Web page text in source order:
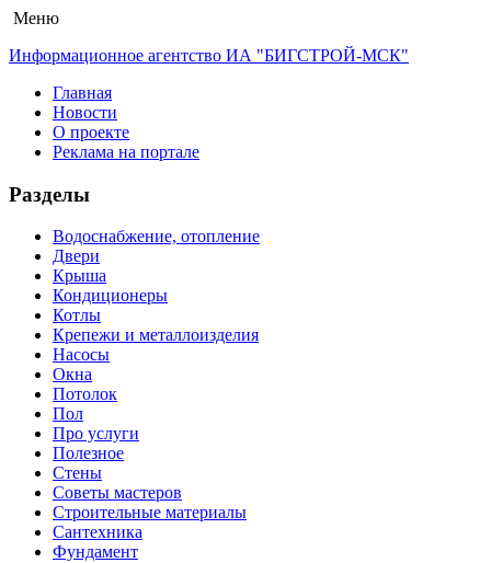
Меню
Информационное агентство ИА "БИГСТРОЙ-МСК"
Главная
Новости
О проекте
Реклама на портале
Разделы
Водоснабжение, отопление
Двери
Крыша
Кондиционеры
Котлы
Крепежи и металлоизделия
Насосы
Окна
Потолок
Пол
Про услуги
Полезное
Стены
Советы мастеров
Строительные материалы
Сантехника
Фундамент